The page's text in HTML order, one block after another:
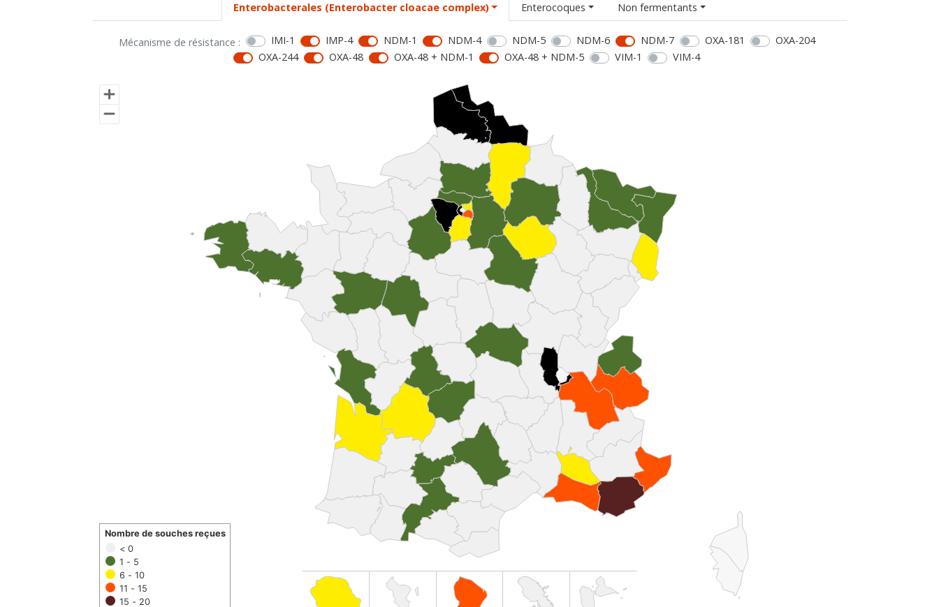
Enterobacterales (Enterobacter cloacae complex) Enterocoques Non fermentants
Mécanisme de résistance : IMI-1 IMP-4 NDM-1 NDM-4 NDM-5 NDM-6 NDM-7 OXA-181
OXA-204
OXA-244
OXA-48 OXA-48 + NDM-1 OXA-48 + NDM-5 VIM-1 VIM-4
< 0
1 - 5
6 - 10
11 - 15
15 - 20
Nombre de souches reçues